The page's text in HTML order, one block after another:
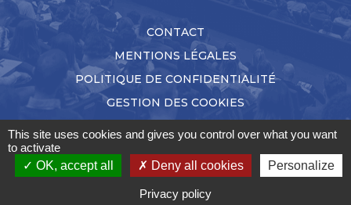
CONTACT
MENTIONS LÉGALES
POLITIQUE DE CONFIDENTIALITÉ
GESTION DES COOKIES
This site uses cookies and gives you control over what you want
to activate
OK, accept all
Deny all cookies Personalize
Privacy policy